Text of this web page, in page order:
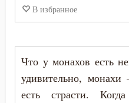
В избранное
Что у монахов есть
удивительно,
есть страсти.